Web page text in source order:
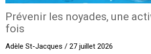
Prévenir les noyades, une
fois
Adèle St-Jacques / 27 juillet 2026